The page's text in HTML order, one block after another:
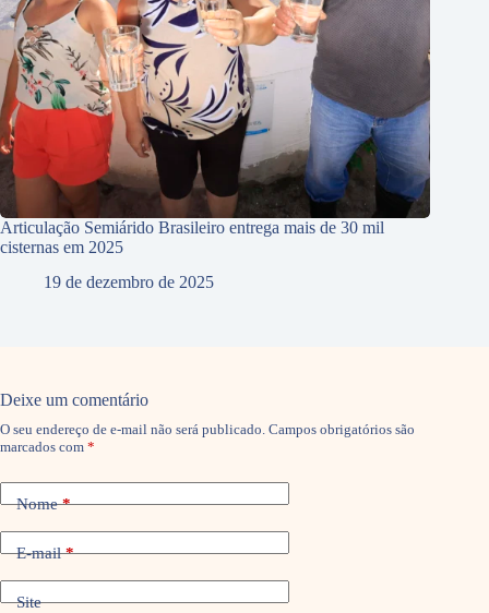
Articulação Semiárido Brasileiro entrega mais de 30 mil
cisternas em 2025
19 de dezembro de 2025
Deixe um comentário
O seu endereço de e-mail não será publicado. Campos obrigatórios são
marcados com *
Nome*
E-mail*
Site